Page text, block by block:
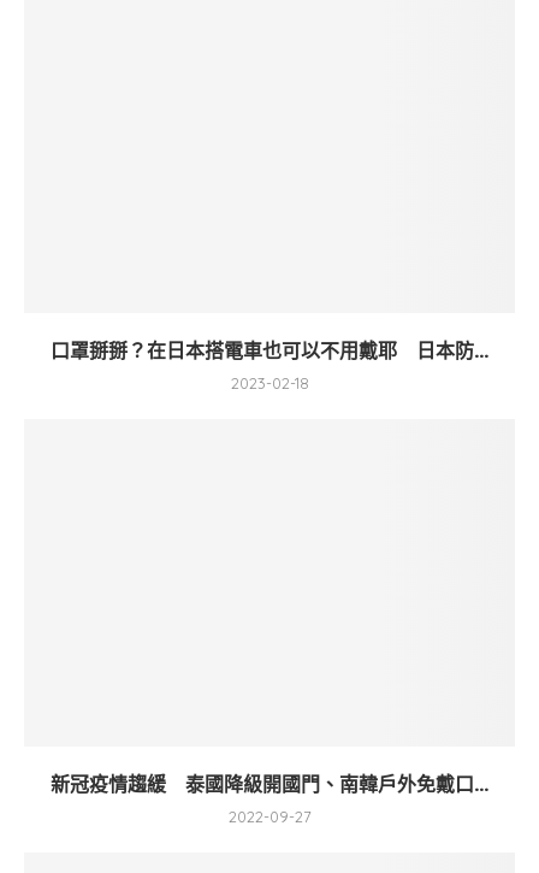
口罩掰掰？在日本搭電車也可以不用戴耶 日本防...
2023-02-18
新冠疫情趨緩 泰國降級開國門、南韓戶外免戴口...
2022-09-27